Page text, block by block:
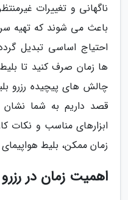
ناگهانی و تغییرات
باعث می شوند که تهیه
احتیاج اساسی تبدیل
ها زمان صرف کنید تا بلیط
چالش های پیچیده رزرو
قصد داریم به شما نشان
ابزارهای مناسب و نکات
زمان ممکن، بلیط
اهمیت زمان در